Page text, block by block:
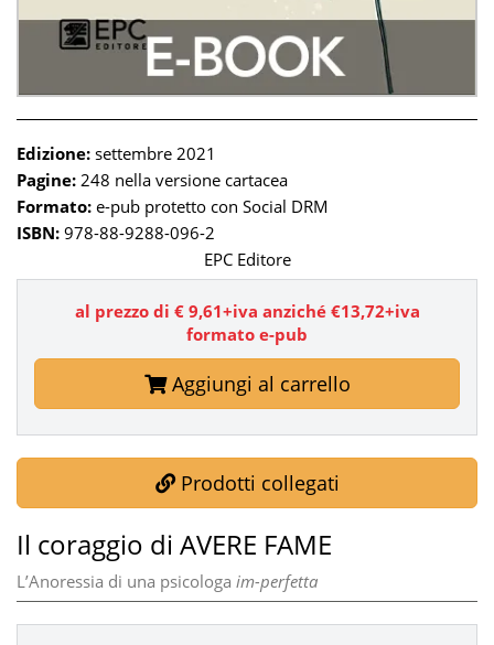
Edizione: settembre 2021
Pagine: 248 nella versione cartacea
Formato: e-pub protetto con Social DRM
ISBN: 978-88-9288-096-2
EPC Editore
al prezzo di € 9,61+iva anziché €13,72+iva
formato e-pub
Aggiungi al carrello
Prodotti collegati
Il coraggio di AVERE FAME
L’Anoressia di una psicologa im-perfetta